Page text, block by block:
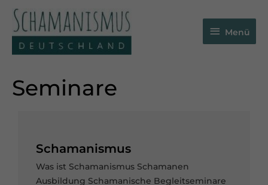
Zum
Inhalt
springen
Menü
Seminare
Schamanismus
Was ist Schamanismus Schamanen
Ausbildung Schamanische Begleitseminare